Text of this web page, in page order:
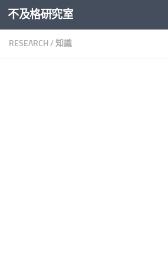
Skip to content
不及格研究室
RESEARCH/知識